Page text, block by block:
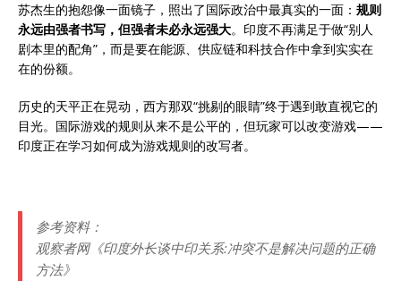
苏杰生的抱怨像一面镜子，照出了国际政治中最真实的一面： 规则
永远由强者书写，但强者未必永远强大。印度不再满足于做“别人
剧本里的配角”，而是要在能源、供应链和科技合作中拿到实实在
在的份额。
历史的天平正在晃动，西方那双“挑剔的眼睛”终于遇到敢直视它的
目光。国际游戏的规则从来不是公平的，但玩家可以改变游戏——
印度正在学习如何成为游戏规则的改写者。
参考资料：
观察者网《印度外长谈中印关系:冲突不是解决问题的正确
方法》